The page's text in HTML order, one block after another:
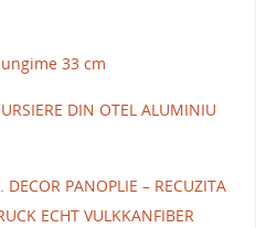
33 cm
DIN OTEL ALUMINIU
PANOPLIE – RECUZITA
ECHT VULKKANFIBER